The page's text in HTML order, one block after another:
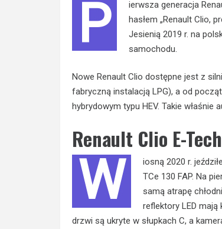
P
ierwsza generacja
hasłem „Renault Clio,
Jesienią 2019 r. na
samochodu.
Nowe Renault Clio dostępne jest z
fabryczną instalacją LPG), a od
hybrydowym typu HEV. Takie właśnie
Renault Clio E-
W
iosną 2020 r.
TCe 130 FAP. Na
samą atrapę
reflektory LED mają
drzwi są ukryte w słupkach C, a